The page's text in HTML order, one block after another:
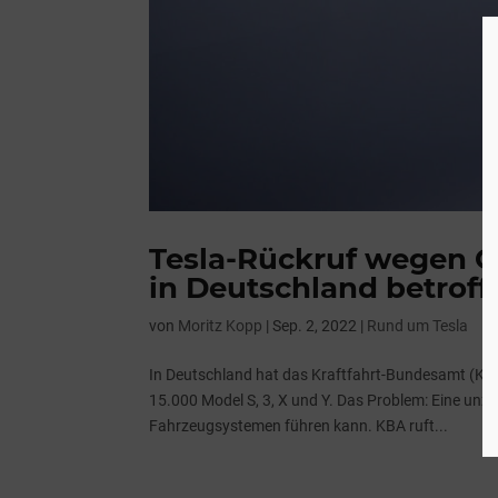
Tesla-Rückruf wegen
in Deutschland
von Moritz Kopp | Sep. 2, 2022 | Rund um Tesla
In Deutschland hat das Kraftfahrt-Bundesamt
15.000 Model S, 3, X und Y. Das Problem: Eine
Fahrzeugsystemen führen kann. KBA ruft...